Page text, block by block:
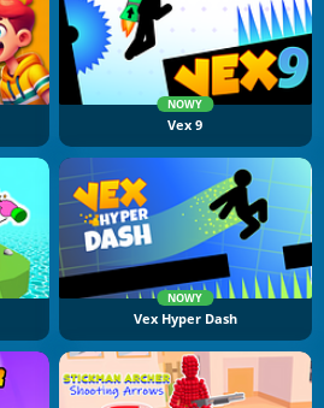
NOWY
Vex 9
NOWY
Vex Hyper Dash